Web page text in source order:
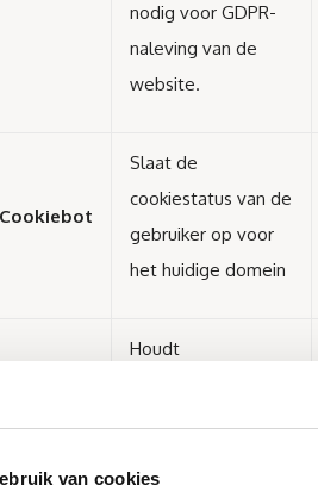
van cookies
nodig voor GDPR-
naleving van de
website.
Cookiebot
Slaat de
cookiestatus van de
gebruiker op voor
het huidige domein
Houdt